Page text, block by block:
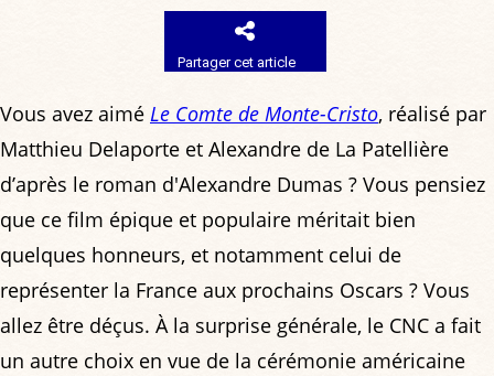
Partager cet article
Vous avez aimé Le Comte de Monte-Cristo, réalisé par
Matthieu Delaporte et Alexandre de La Patellière
d’après le roman d'Alexandre Dumas ? Vous pensiez
que ce film épique et populaire méritait bien
quelques honneurs, et notamment celui de
représenter la France aux prochains Oscars ? Vous
allez être déçus. À la surprise générale, le CNC a fait
un autre choix en vue de la cérémonie américaine